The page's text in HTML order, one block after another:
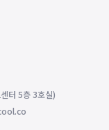
터 5층 3호실)